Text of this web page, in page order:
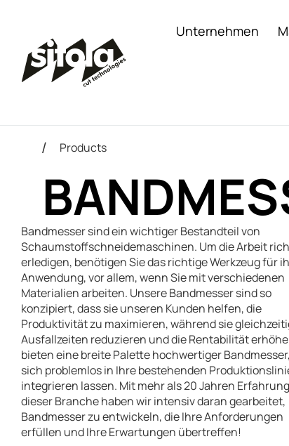
Unternehmen
Products
Bandmesser sind ein wichtiger Bestandteil von
Schaumstoffschneidemaschinen. Um die Arbeit
erledigen, benötigen Sie das richtige Werkzeug für
Anwendung, vor allem, wenn Sie mit verschiedenen
Materialien arbeiten. Unsere Bandmesser sind so
konzipiert, dass sie unseren Kunden helfen, die
Produktivität zu maximieren, während sie
Ausfallzeiten reduzieren und die Rentabilität
bieten eine breite Palette hochwertiger
sich problemlos in Ihre bestehenden
integrieren lassen. Mit mehr als 20 Jahren
dieser Branche haben wir intensiv daran gearbeitet,
Bandmesser zu entwickeln, die Ihre Anforderungen
erfüllen und Ihre Erwartungen übertreffen!